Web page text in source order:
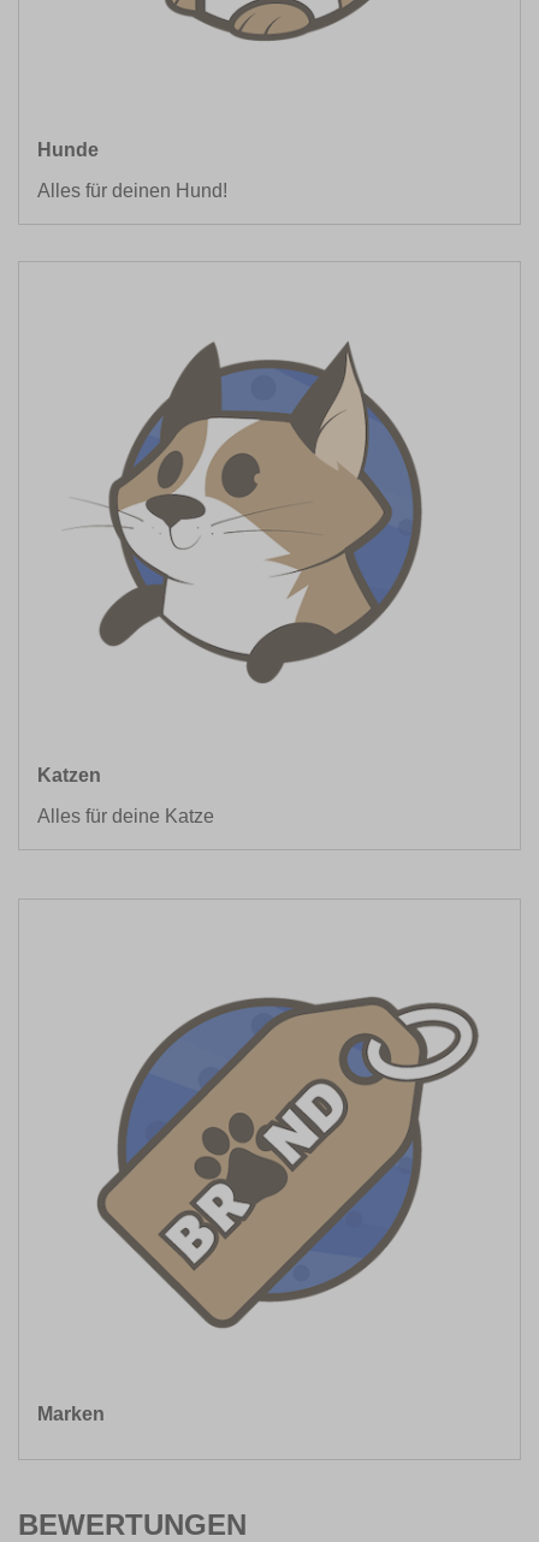
Hunde
Alles für deinen Hund!
Katzen
Alles für deine Katze
Marken
BEWERTUNGEN